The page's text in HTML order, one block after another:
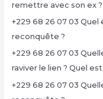
remettre avec son ex ?
+229 68 26 07 03
reconquête ?
+229 68 26 07 03
raviver le lien ? Quel
+229 68 26 07 03